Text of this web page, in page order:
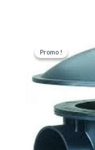
Promo !
Promo !